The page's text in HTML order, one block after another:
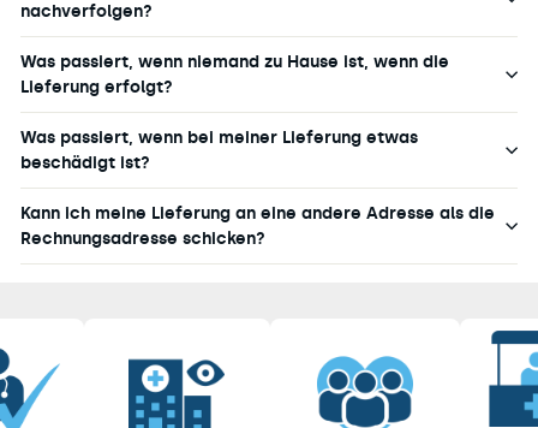
nachverfolgen?
Was passiert, wenn niemand zu Hause ist, wenn die
Lieferung erfolgt?
Was passiert, wenn bei meiner Lieferung etwas
beschädigt ist?
Kann ich meine Lieferung an eine andere Adresse als die
Rechnungsadresse schicken?
Diashow